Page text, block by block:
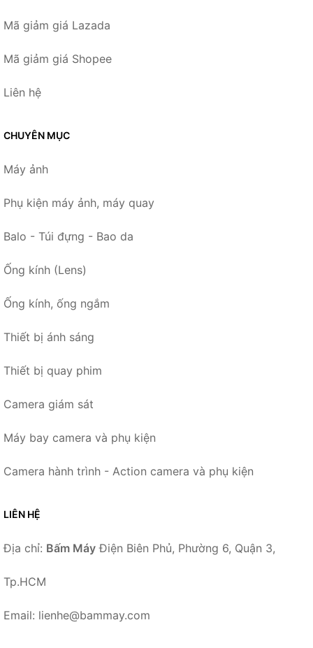
Mã giảm giá Lazada
Mã giảm giá Shopee
Liên hệ
CHUYÊN MỤC
Máy ảnh
Phụ kiện máy ảnh, máy quay
Balo - Túi đựng - Bao da
Ống kính (Lens)
Ống kính, ống ngắm
Thiết bị ánh sáng
Thiết bị quay phim
Camera giám sát
Máy bay camera và phụ kiện
Camera hành trình - Action camera và phụ kiện
LIÊN HỆ
Địa chỉ: Bấm Máy Điện Biên Phủ, Phường 6, Quận 3,
Tp.HCM
Email: lienhe@bammay.com